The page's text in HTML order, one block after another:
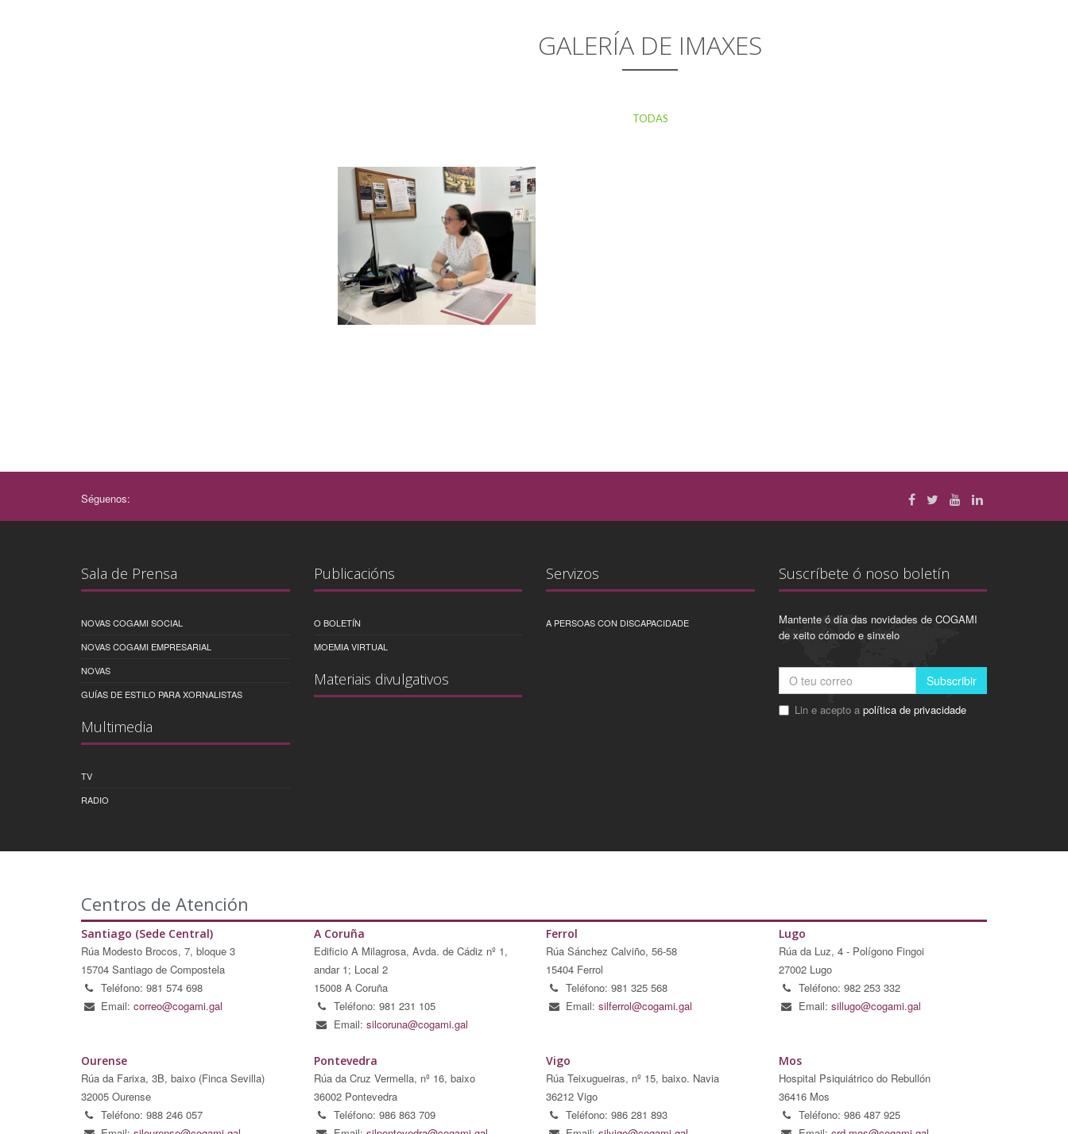
GALERÍA DE IMAXES
TODAS
Séguenos:
Sala de Prensa
NOVAS COGAMI SOCIAL
NOVAS COGAMI EMPRESARIAL
NOVAS
GUÍAS DE ESTILO PARA XORNALISTAS
Multimedia
TV
RADIO
Publicacións
O BOLETÍN
MOEMIA VIRTUAL
Materiais divulgativos
Servizos
A PERSOAS CON DISCAPACIDADE
Suscríbete ó noso boletín
Mantente ó día das novidades de COGAMI
de xeito cómodo e sinxelo
Subscribir
Lin e acepto a política de privacidade
Centros de Atención
Santiago (Sede Central)
Rúa Modesto Brocos, 7, bloque 3
15704 Santiago de Compostela
Teléfono: 981 574 698
Email: correo@cogami.gal
A Coruña
Edificio A Milagrosa, Avda. de Cádiz nº 1,
andar 1; Local 2
15008 A Coruña
Teléfono: 981 231 105
Email: silcoruna@cogami.gal
Ferrol
Rúa Sánchez Calviño, 56-58
15404 Ferrol
Teléfono: 981 325 568
Email: silferrol@cogami.gal
Lugo
Rúa da Luz, 4 - Polígono Fingoi
27002 Lugo
Teléfono: 982 253 332
Email: sillugo@cogami.gal
Ourense
Rúa da Farixa, 3B, baixo (Finca Sevilla)
32005 Ourense
Teléfono: 988 246 057
Pontevedra
Rúa da Cruz Vermella, nº 16, baixo
36002 Pontevedra
Teléfono: 986 863 709
Vigo
Rúa Teixugueiras, nº 15, baixo. Navia
36212 Vigo
Teléfono: 986 281 893
Mos
Hospital Psiquiátrico do Rebullón
36416 Mos
Teléfono: 986 487 925